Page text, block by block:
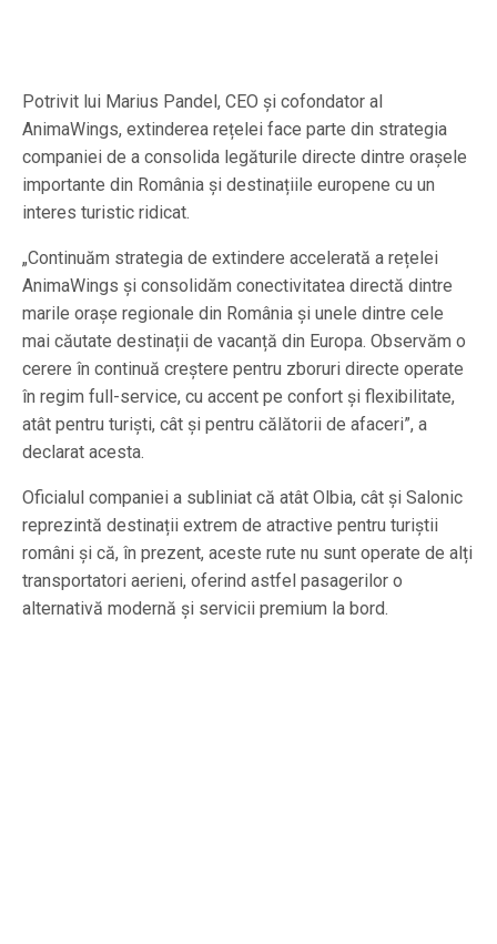
Potrivit lui Marius Pandel, CEO și cofondator al
AnimaWings, extinderea rețelei face parte din strategia
companiei de a consolida legăturile directe dintre orașele
importante din România și destinațiile europene cu un
interes turistic ridicat.
„Continuăm strategia de extindere accelerată a rețelei
AnimaWings și consolidăm conectivitatea directă dintre
marile orașe regionale din România și unele dintre cele
mai căutate destinații de vacanță din Europa. Observăm o
cerere în continuă creștere pentru zboruri directe operate
în regim full-service, cu accent pe confort și flexibilitate,
atât pentru turiști, cât și pentru călătorii de afaceri”, a
declarat acesta.
Oficialul companiei a subliniat că atât Olbia, cât și Salonic
reprezintă destinații extrem de atractive pentru turiștii
români și că, în prezent, aceste rute nu sunt operate de alți
transportatori aerieni, oferind astfel pasagerilor o
alternativă modernă și servicii premium la bord.